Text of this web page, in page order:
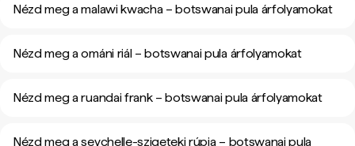
Nézd meg a malawi kwacha – botswanai pula árfolyamokat
Nézd meg a ománi riál – botswanai pula árfolyamokat
Nézd meg a ruandai frank – botswanai pula árfolyamokat
Nézd meg a seychelle-szigeteki rúpia – botswanai pula